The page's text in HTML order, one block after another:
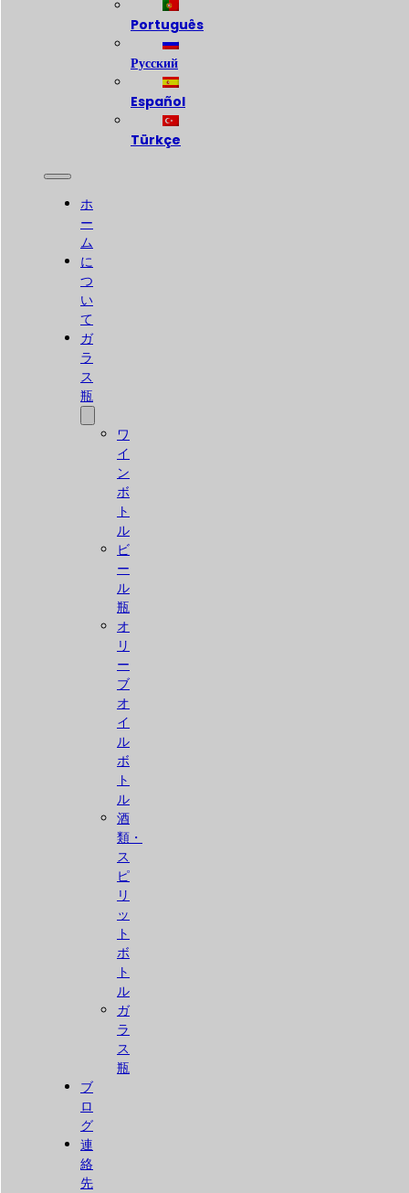
Português
Русский
Español
Türkçe
ホ
ー
ム
に
つ
い
て
ガ
ラ
ス
瓶
ワ
イ
ン
ボ
ト
ル
ビ
ー
ル
瓶
オ
リ
ー
ブ
オ
イ
ル
ボ
ト
ル
酒
類・
ス
ピ
リ
ッ
ト
ボ
ト
ル
ガ
ラ
ス
瓶
ブ
ロ
グ
連
絡
先